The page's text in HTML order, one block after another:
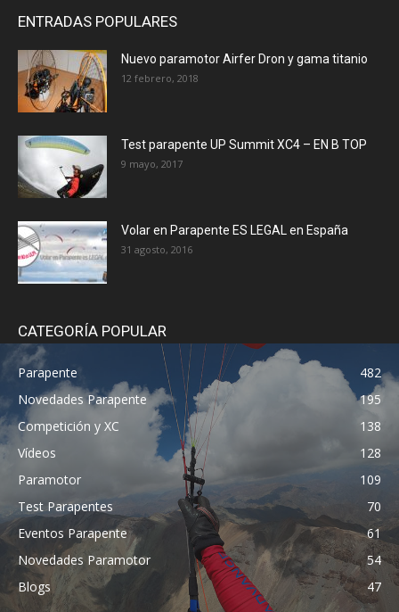
ENTRADAS POPULARES
Nuevo paramotor Airfer Dron y gama titanio
12 febrero, 2018
Test parapente UP Summit XC4 – EN B TOP
9 mayo, 2017
Volar en Parapente ES LEGAL en España
31 agosto, 2016
CATEGORÍA POPULAR
Parapente
482
Novedades Parapente
195
Competición y XC
138
Vídeos
128
Paramotor
109
Test Parapentes
70
Eventos Parapente
61
Novedades Paramotor
54
Blogs
47